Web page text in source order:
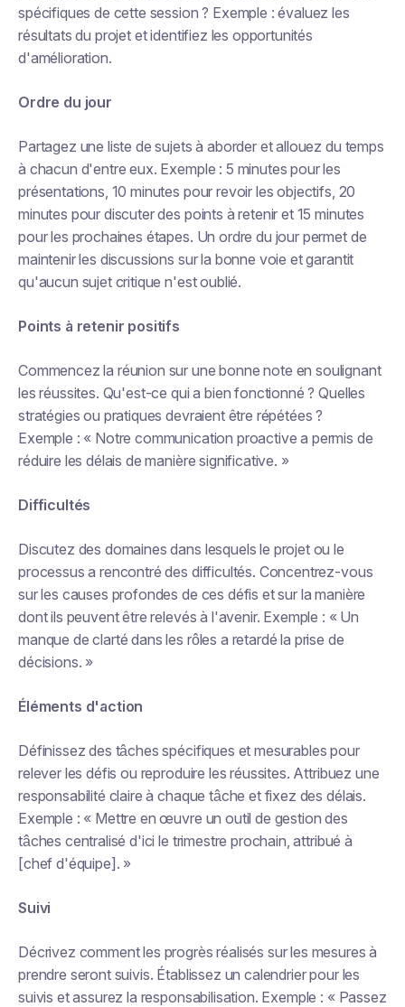
spécifiques de cette session ? Exemple : évaluez les
résultats du projet et identifiez les opportunités
d'amélioration.
Ordre du jour
Partagez une liste de sujets à aborder et allouez du temps
à chacun d'entre eux. Exemple : 5 minutes pour les
présentations, 10 minutes pour revoir les objectifs, 20
minutes pour discuter des points à retenir et 15 minutes
pour les prochaines étapes. Un ordre du jour permet de
maintenir les discussions sur la bonne voie et garantit
qu'aucun sujet critique n'est oublié.
Points à retenir positifs
Commencez la réunion sur une bonne note en soulignant
les réussites. Qu'est-ce qui a bien fonctionné ? Quelles
stratégies ou pratiques devraient être répétées ?
Exemple : « Notre communication proactive a permis de
réduire les délais de manière significative. »
Difficultés
Discutez des domaines dans lesquels le projet ou le
processus a rencontré des difficultés. Concentrez-vous
sur les causes profondes de ces défis et sur la manière
dont ils peuvent être relevés à l'avenir. Exemple : « Un
manque de clarté dans les rôles a retardé la prise de
décisions. »
Éléments d'action
Définissez des tâches spécifiques et mesurables pour
relever les défis ou reproduire les réussites. Attribuez une
responsabilité claire à chaque tâche et fixez des délais.
Exemple : « Mettre en œuvre un outil de gestion des
tâches centralisé d'ici le trimestre prochain, attribué à
[chef d'équipe]. »
Suivi
Décrivez comment les progrès réalisés sur les mesures à
prendre seront suivis. Établissez un calendrier pour les
suivis et assurez la responsabilisation. Exemple : « Passez